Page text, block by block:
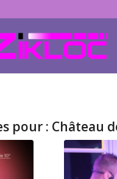
pour : Château